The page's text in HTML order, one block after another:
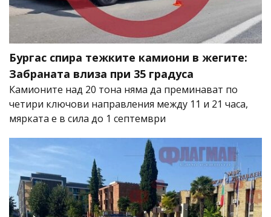
Бургас спира тежките камиони в жегите:
Забраната влиза при 35 градуса
Камионите над 20 тона няма да преминават по
четири ключови направления между 11 и 21 часа,
мярката е в сила до 1 септември